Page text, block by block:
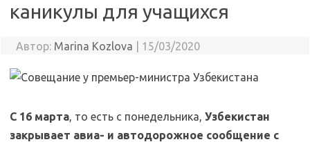
каникулы для учащихся
Автор: Marina Kozlova 15/03/2020
С 16 марта, то есть с понедельника, Узбекистан
закрывает авиа- и автодорожное сообщение с